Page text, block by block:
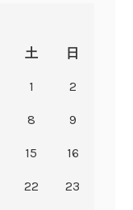
土 日
1 2
8 9
15 16
22 23